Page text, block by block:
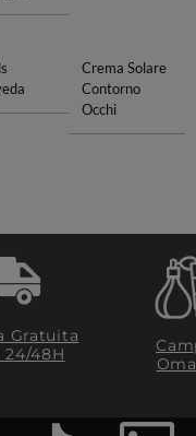
Crema Solare
Contorno
Occhi
Gratuita
48H